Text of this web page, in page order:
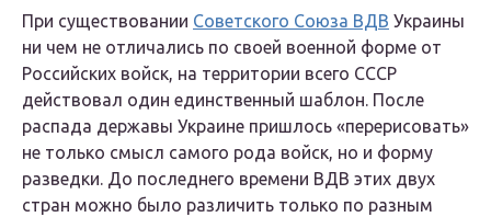
При существовании Советского Союза ВДВ Украины
ни чем не отличались по своей военной форме от
Российских войск, на территории всего СССР
действовал один единственный шаблон. После
распада державы Украине пришлось «перерисовать»
не только смысл самого рода войск, но и форму
разведки. До последнего времени ВДВ этих двух
стран можно было различить только по разным